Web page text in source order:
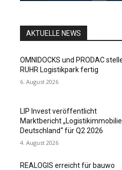
AKTUELLE NEWS
OMNIDOCKS und PRODAC
RUHR Logistikpark fertig
6. August 2026
LIP Invest veröffentlicht
Marktbericht
Deutschland“ für Q2 2026
4. August 2026
REALOGIS erreicht für bauwo